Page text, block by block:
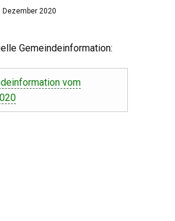
2020
Gemeindeinformation:
vom